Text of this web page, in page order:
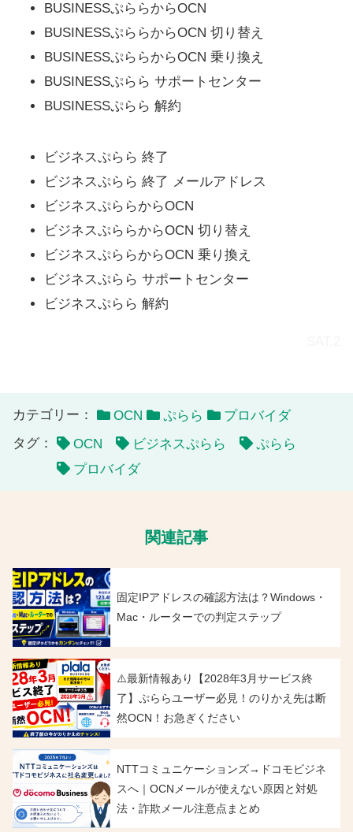
BUSINESSぷららからOCN
BUSINESSぷららからOCN 切り替え
BUSINESSぷららからOCN 乗り換え
BUSINESSぷらら サポートセンター
BUSINESSぷらら 解約
ビジネスぷらら 終了
ビジネスぷらら 終了 メールアドレス
ビジネスぷららからOCN
ビジネスぷららからOCN 切り替え
ビジネスぷららからOCN 乗り換え
ビジネスぷらら サポートセンター
ビジネスぷらら 解約
カテゴリー： OCN ぷらら
プロバイダ
タグ：
OCN ビジネスぷらら
ぷらら
プロバイダ
関連記事
固定IPアドレスの確認方法は？Windows・
Mac・ルーターでの判定ステップ
⚠️最新情報あり【2028年3月サービス終
了】ぷららユーザー必見！のりかえ先は断
然OCN！お急ぎください
NTTコミュニケーションズ→ドコモビジネ
スへ｜OCNメールが使えない原因と対処
法・詐欺メール注意点まとめ